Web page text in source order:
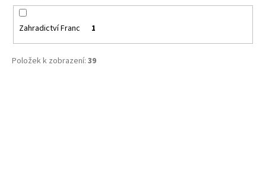
Zahradictví Franc 1
Položek k zobrazení: 39